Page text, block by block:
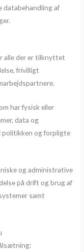
databehandling af
alle der er tilknyttet
frivilligt
har fysisk eller
data og
politikken og forpligte
og administrative
på drift og brug af
samt